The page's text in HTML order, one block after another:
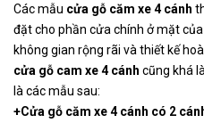
Các mẫu cửa gỗ căm xe 4 cánh
đặt cho phần cửa chính ở mặt
không gian rộng rãi và thiết kế
cửa gỗ cam xe 4 cánh cũng khá
là các mẫu sau:
+Cửa gỗ căm xe 4 cánh có 2